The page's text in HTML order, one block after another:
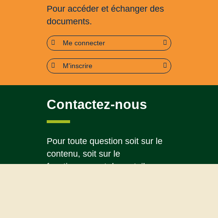
Pour accéder et échanger des
documents.
Me connecter
M'inscrire
Contactez-nous
Pour toute question soit sur le
contenu, soit sur le
fonctionnement du portail